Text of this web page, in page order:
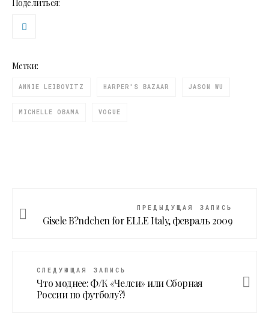
Поделиться:
Метки:
ANNIE LEIBOVITZ HARPER'S BAZAAR JASON WU
MICHELLE OBAMA VOGUE
ПРЕДЫДУЩАЯ ЗАПИСЬ
Gisele B?ndchen for ELLE Italy, февраль 2009
СЛЕДУЮЩАЯ ЗАПИСЬ
Что моднее: Ф/К «Челси» или Сборная
России по футболу?!